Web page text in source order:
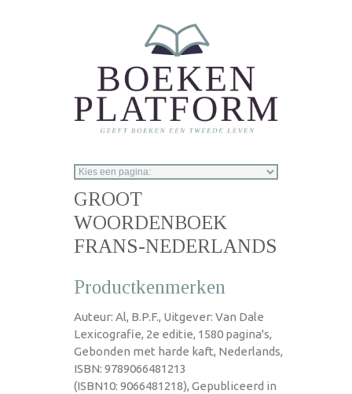
GROOT
WOORDENBOEK
FRANS-NEDERLANDS
Productkenmerken
Auteur: Al, B.P.F., Uitgever: Van Dale
Lexicografie, 2e editie, 1580 pagina's,
Gebonden met harde kaft, Nederlands,
ISBN: 9789066481213
(ISBN10: 9066481218), Gepubliceerd in